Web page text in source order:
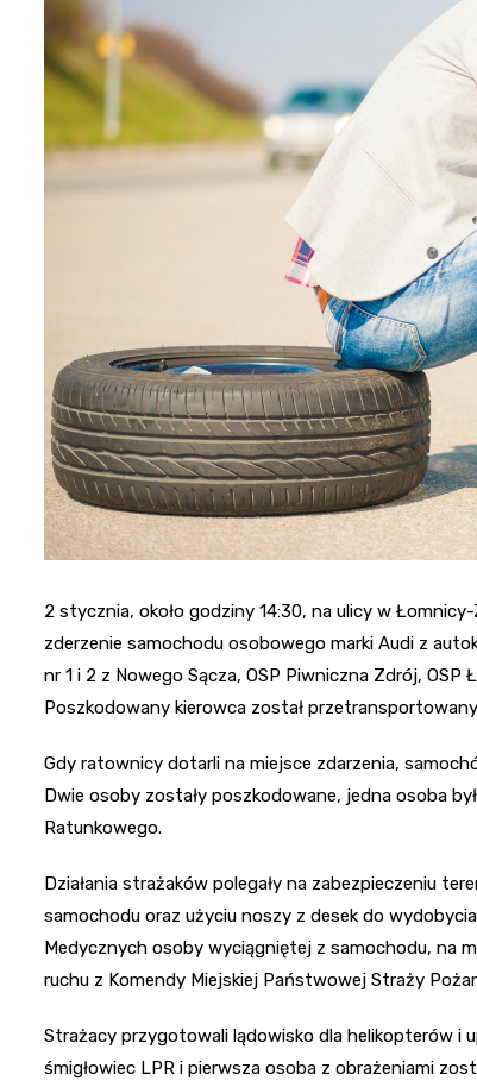
2 stycznia, około godziny 14:30, na ulicy w
zderzenie samochodu osobowego marki Audi z
nr 1 i 2 z Nowego Sącza, OSP Piwniczna Zdrój,
Poszkodowany kierowca został
Gdy ratownicy dotarli na miejsce zdarzenia,
Dwie osoby zostały poszkodowane, jedna osoba
Ratunkowego.
Działania strażaków polegały na zabezpieczeniu
samochodu oraz użyciu noszy z desek do
Medycznych osoby wyciągniętej z samochodu, na
ruchu z Komendy Miejskiej Państwowej Straży
Strażacy przygotowali lądowisko dla helikopterów i
śmigłowiec LPR i pierwsza osoba z obrażeniami